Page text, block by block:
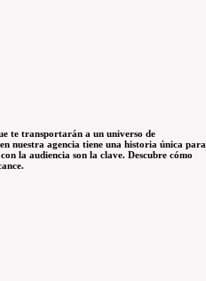
te transportarán a un universo de
nuestra agencia tiene una historia única para
la audiencia son la clave. Descubre cómo